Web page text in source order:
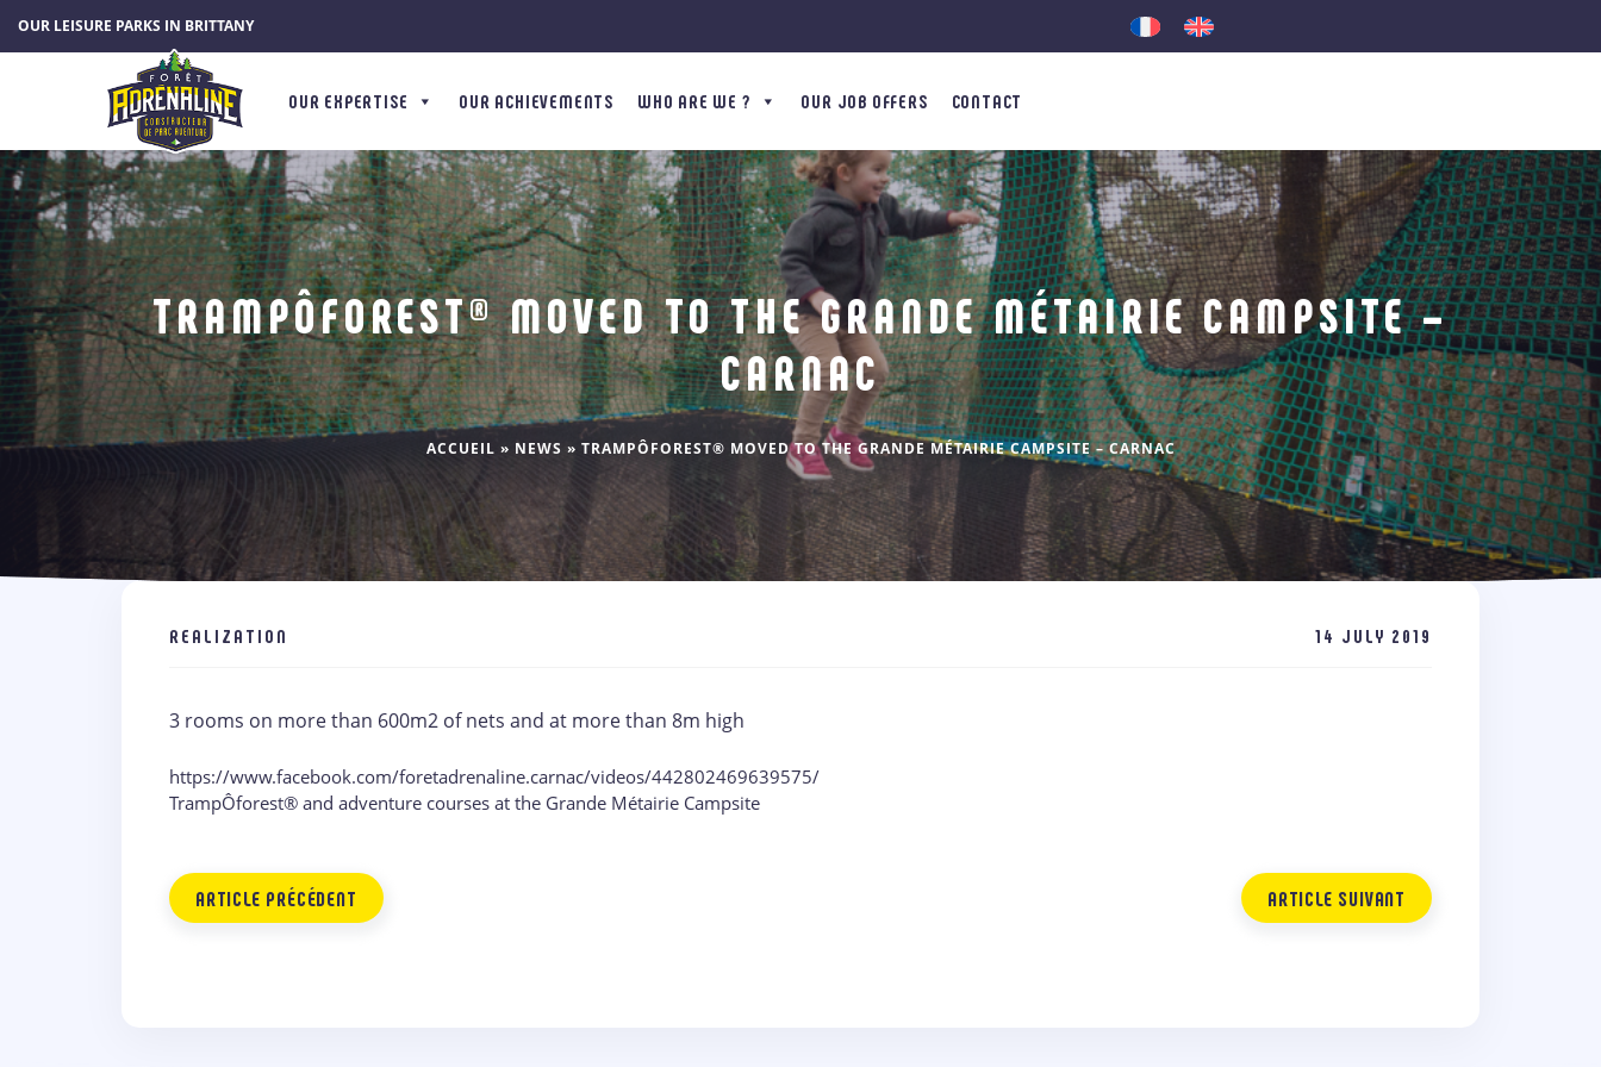
OUR LEISURE PARKS IN BRITTANY
OUR EXPERTISE OUR ACHIEVEMENTS WHO ARE WE ? OUR JOB OFFERS CONTACT
TRAMPÔFOREST® MOVED TO THE GRANDE MÉTAIRIE CAMPSITE –
CARNAC
ACCUEIL » NEWS » TRAMPÔFOREST® MOVED TO THE GRANDE MÉTAIRIE CAMPSITE – CARNAC
REALIZATION 14 JULY 2019
3 rooms on more than 600m2 of nets and at more than 8m high
https://www.facebook.com/foretadrenaline.carnac/videos/442802469639575/
TrampÔforest® and adventure courses at the Grande Métairie Campsite
ARTICLE PRÉCÉDENT ARTICLE SUIVANT
Cookies management panel